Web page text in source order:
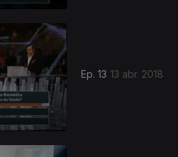
Ep. 13 13 abr. 2018